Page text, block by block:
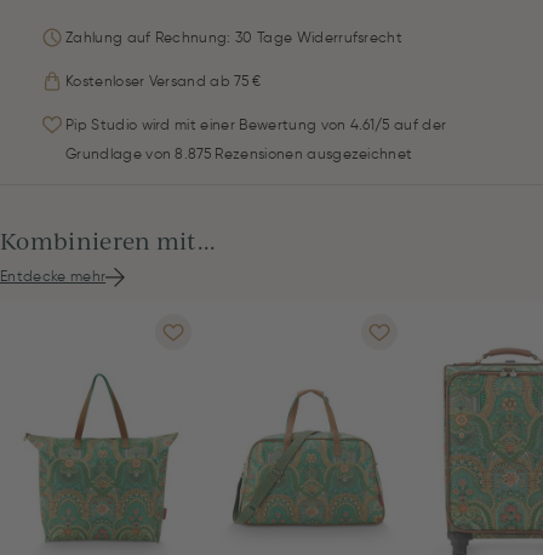
Zahlung auf Rechnung: 30 Tage Widerrufsrecht
Kostenloser Versand ab 75 €
Pip Studio wird mit einer Bewertung von 4.61/5 auf der
Grundlage von 8.875 Rezensionen ausgezeichnet
Kombinieren mit...
Entdecke mehr